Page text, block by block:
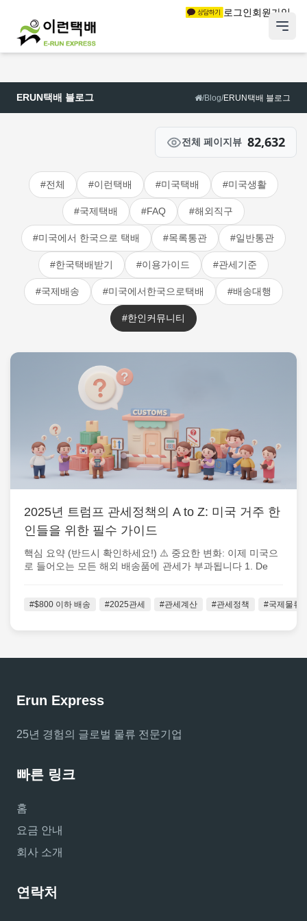
로그인회원가입
ERUN택배 블로그 /Blog/ERUN택배 블로그
전체 페이지뷰 82,632
#전체 #이런택배 #미국택배 #미국생활
#국제택배 #FAQ #해외직구
#미국에서 한국으로 택배 #목록통관 #일반통관
#한국택배받기 #이용가이드 #관세기준
#국제배송 #미국에서한국으로택배 #배송대행
#한인커뮤니티
2025년 트럼프 관세정책의 A to Z: 미국 거주 한
인들을 위한 필수 가이드
핵심 요약 (반드시 확인하세요!) ⚠️ 중요한 변화: 이제 미국으
로 들어오는 모든 해외 배송품에 관세가 부과됩니다 1. De
#$800 이하 배송 #2025관세 #관세계산 #관세정책 #국제물류
Erun Express
25년 경험의 글로벌 물류 전문기업
빠른 링크
홈
요금 안내
회사 소개
연락처